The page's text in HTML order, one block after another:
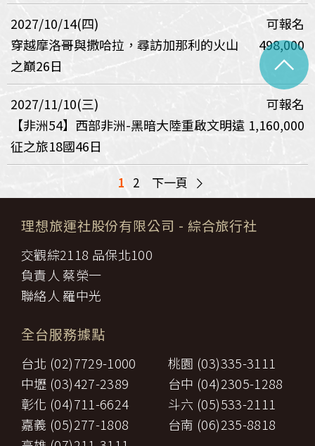
2027/10/14(四)
可報名
穿越摩洛哥與撒哈拉，尋訪加那利的火山
之巔26日
498,000
2027/11/10(三)
可報名
【非洲54】西部非洲-黑暗大陸重啟文明遠
征之旅18國46日
1,160,000
1 2 下一頁 >
理想旅運社股份有限公司 - 綜合旅行社
交觀綜2118 品保北100
負責人 蔡榮一
聯絡人 羅中光
全台服務據點
台北 (02)7729-1000
桃園 (03)335-3111
中壢 (03)427-2389
台中 (04)2305-1288
彰化 (04)711-6624
斗六 (05)533-2111
嘉義 (05)277-1808
台南 (06)235-8818
^